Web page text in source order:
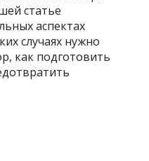
статье
аспектах
случаях нужно
как подготовить